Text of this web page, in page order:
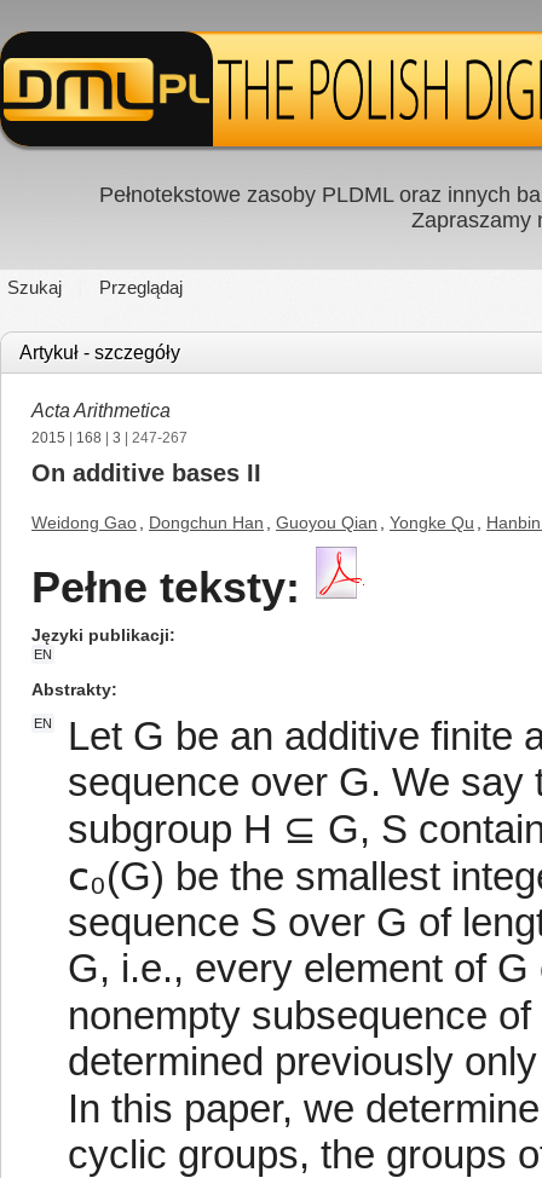
Pełnotekstowe zasoby PLDML oraz innych
Zapraszamy
Szukaj Przeglądaj
Artykuł - szczegóły
Acta Arithmetica
2015 168 3 | 247-267
On additive bases II
Weidong Gao Dongchun Han Guoyou Qian Yongke Qu
Pełne teksty:
Języki publikacji
EN
Abstrakty
EN
Let G be an additive finite
sequence over G. We
subgroup H ⊆ G, S
𝖼₀(G) be the smallest
sequence S over G of
G, i.e., every element of
nonempty subsequence
determined previously
In this paper, we
cyclic groups, the groups